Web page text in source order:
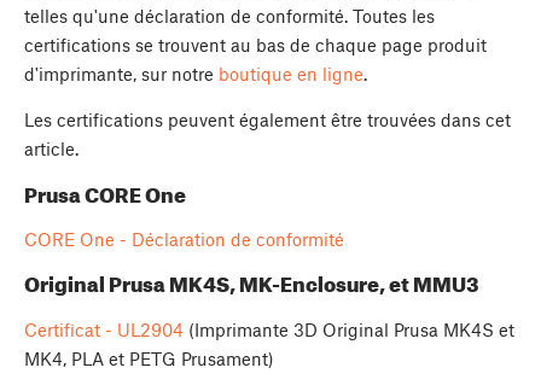
telles qu'une déclaration de conformité. Toutes les
certifications se trouvent au bas de chaque page produit
d'imprimante, sur notre boutique en ligne.
Les certifications peuvent également être trouvées dans cet
article.
Prusa CORE One
CORE One - Déclaration de conformité
Original Prusa MK4S, MK-Enclosure, et MMU3
Certificat - UL2904 (Imprimante 3D Original Prusa MK4S et
MK4, PLA et PETG Prusament)